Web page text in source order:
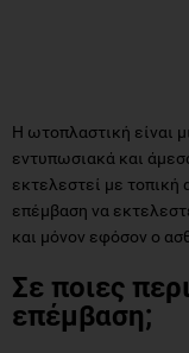
Η ωτοπλαστική είναι
εντυπωσιακά και
εκτελεστεί με τοπική
επέμβαση να
και μόνον εφόσον ο
Σε ποιες
επέμβαση;